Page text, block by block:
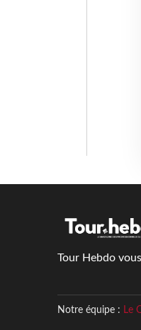
Tour Hebdo
Notre équipe : Le